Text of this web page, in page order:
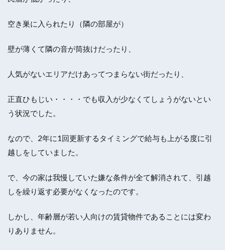
空き巣に入られたり（隣の部屋が）
壁が薄くて隣の音が筒抜けだったり、
人気がないエリアだけあってつまらない街だったり、
正直ひもじい・・・・でも収入が少なくてしょうがないとい
う状況でした。
なので、2年に1回更新するタイミングで給与も上がる度に引
越しをしていました。
で、今の家は我慢していた嫌な条件が全て解消されて、引越
しを繰り返す必要がなくなったのです。
しかし、年齢層が若い人向けの賃貸物件であることには変わ
りありません。